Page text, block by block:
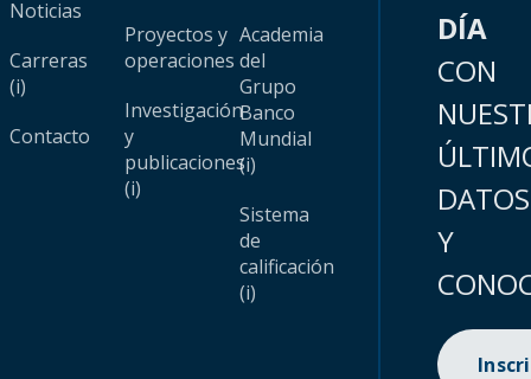
Noticias
Carreras
(i)
Contacto
Proyectos y
operaciones
Investigación
y
publicaciones
(i)
Academia
del
Grupo
Banco
Mundial
(i)
Sistema
de
calificación
(i)
DÍA
CON
DATOS
Y